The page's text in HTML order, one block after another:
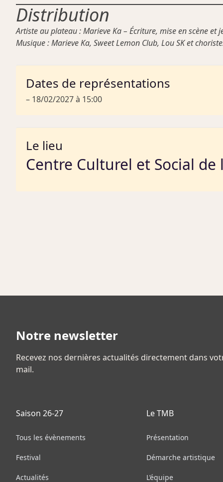
Distribution
Artiste au plateau : Marieve Ka – Écriture, mise en scène et
Musique : Marieve Ka, Sweet Lemon Club, Lou SK et
Dates de représentations
– 18/02/2027 à 15:00
Le lieu
Centre Culturel et Social de
Notre newsletter
Recevez nos dernières actualités directement dans
mail.
Saison 26-27
Tous les évènements
Festival
Actualités
Le TMB
Présentation
Démarche artistique
L’équipe